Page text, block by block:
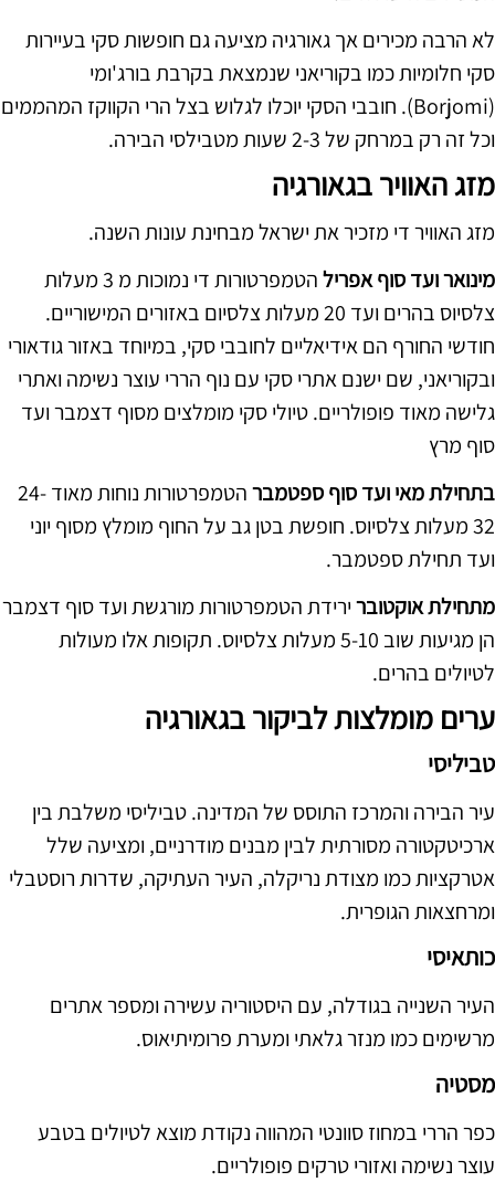
לא הרבה מכירים אך גאורגיה מציעה גם חופשות סקי בעיירות
סקי חלומיות כמו בקוריאני שנמצאת בקרבת בורג'ומי
(Borjomi). חובבי הסקי יוכלו לגלוש בצל הרי הקווקז המהממים
וכל זה רק במרחק של 2-3 שעות מטבילסי הבירה.
מזג האוויר בגאורגיה
מזג האוויר די מזכיר את ישראל מבחינת עונות השנה.
מינואר ועד סוף אפריל
הטמפרטורות די נמוכות מ 3 מעלות
צלסיוס בהרים ועד 20 מעלות צלסיום באזורים המישוריים.
חודשי החורף הם אידיאליים לחובבי סקי, במיוחד באזור גודאורי
ובקוריאני, שם ישנם אתרי סקי עם נוף הררי עוצר נשימה ואתרי
גלישה מאוד פופולריים. טיולי סקי מומלצים מסוף דצמבר ועד
סוף מרץ
בתחילת מאי ועד סוף ספטמבר
הטמפרטורות נוחות מאוד 24-
32 מעלות צלסיוס. חופשת בטן גב על החוף מומלץ מסוף יוני
ועד תחילת ספטמבר.
מתחילת אוקטוברירידת הטמפרטורות מורגשת ועד סוף דצמבר
הן מגיעות שוב 5-10 מעלות צלסיוס. תקופות אלו מעולות
לטיולים בהרים.
ערים מומלצות לביקור בגאורגיה
טביליסי
עיר הבירה והמרכז התוסס של המדינה. טביליסי משלבת בין
ארכיטקטורה מסורתית לבין מבנים מודרניים, ומציעה שלל
אטרקציות כמו מצודת נריקלה, העיר העתיקה, שדרות רוסטבלי
ומרחצאות הגופרית.
כותאיסי
העיר השנייה בגודלה, עם היסטוריה עשירה ומספר אתרים
מרשימים כמו מנזר גלאתי ומערת פרומיתיאוס.
מסטיה
כפר הררי במחוז סוונטי המהווה נקודת מוצא לטיולים בטבע
עוצר נשימה ואזורי טרקים פופולריים.